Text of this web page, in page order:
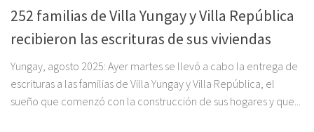
252 familias de Villa Yungay y Villa República
recibieron las escrituras de sus viviendas
Yungay, agosto 2025: Ayer martes se llevó a cabo la entrega de
escrituras a las familias de Villa Yungay y Villa República, el
sueño que comenzó con la construcción de sus hogares y que...